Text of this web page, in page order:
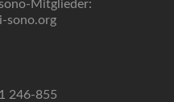
Mitglieder:
sono.org
246-855